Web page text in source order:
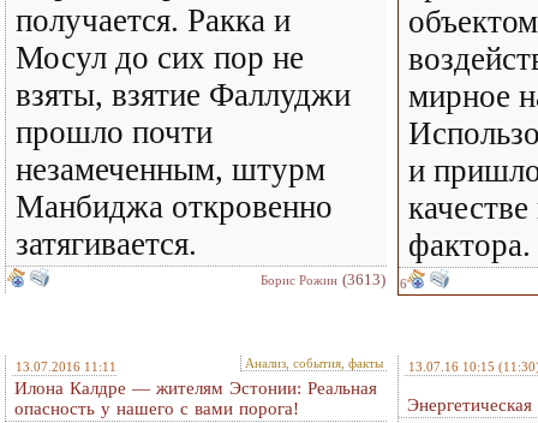
получается. Ракка и
Мосул до сих пор не
взяты, взятие Фаллуджи
прошло почти
незамеченным, штурм
Манбиджа откровенно
затягивается.
Борис Рожин (3613)
мирное
и
фактора.
6
13.07.2016 11:11 Анализ, события, факты
Илона Калдре — жителям Эстонии: Реальная
опасность у нашего с вами порога!
13.07.16 10:15
Энергетическая